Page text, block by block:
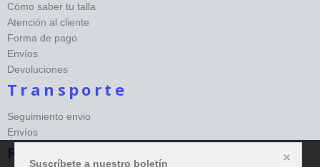
Cómo saber tu talla
Atención al cliente
Forma de pago
Envíos
Devoluciones
Transporte
Seguimiento envio
Envíos
Redes sociales Happy
Este sitio web almacena datos como cookies para habilitar la funcionalidad
Suscríbete a nuestro boletín